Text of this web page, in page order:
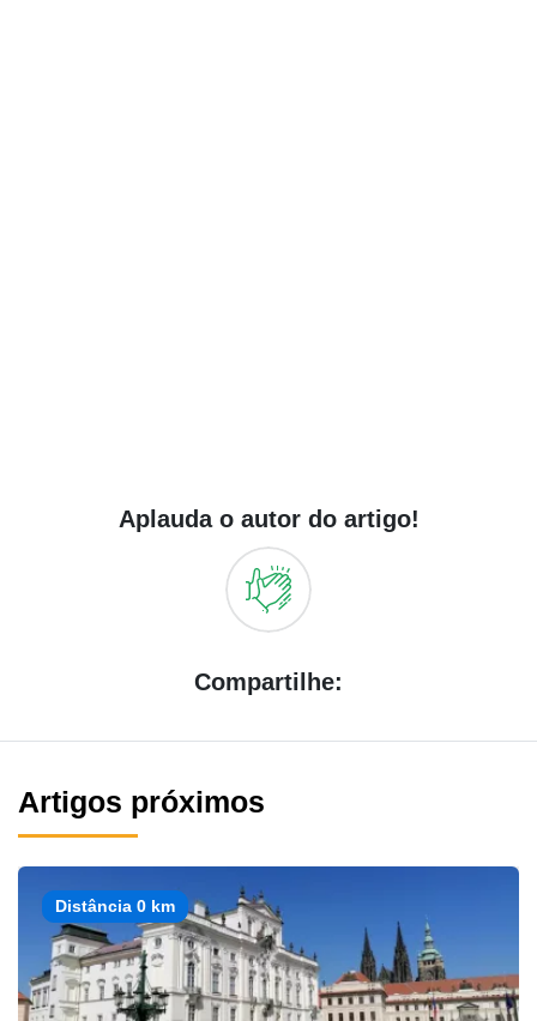
Aplauda o autor do artigo!
Compartilhe:
Artigos próximos
Distância 0 km